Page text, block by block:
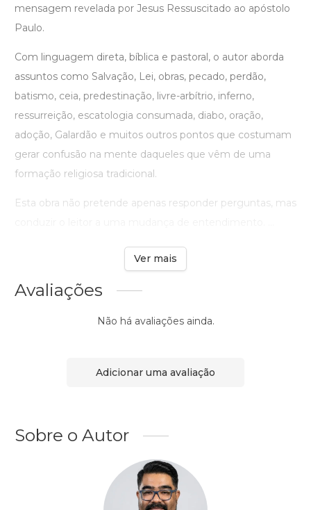
mensagem revelada por Jesus Ressuscitado ao apóstolo
Paulo.
Com linguagem direta, bíblica e pastoral, o autor aborda
assuntos como Salvação, Lei, obras, pecado, perdão,
batismo, ceia, predestinação, livre-arbítrio, inferno,
ressurreição, escatologia consumada, diabo, oração,
adoção, Galardão e muitos outros pontos que costumam
gerar confusão na mente daqueles que vêm de uma
formação religiosa tradicional.
Esta obra não pretende apenas responder perguntas, mas
Ver mais
Avaliações
Não há avaliações ainda.
Adicionar uma avaliação
Sobre o Autor